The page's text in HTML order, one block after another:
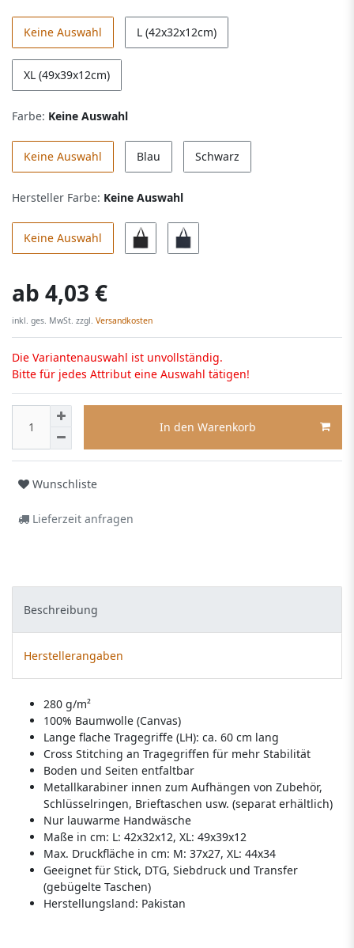
Keine Auswahl L (42x32x12cm)
XL (49x39x12cm)
Farbe: Keine Auswahl
Keine Auswahl Blau Schwarz
Hersteller Farbe: Keine Auswahl
Keine Auswahl
ab 4,03 €
inkl. ges. MwSt. zzgl. Versandkosten
Die Variantenauswahl ist unvollständig.
Bitte für jedes Attribut eine Auswahl tätigen!
In den Warenkorb
Wunschliste
Lieferzeit anfragen
Beschreibung
Herstellerangaben
280 g/m²
100% Baumwolle (Canvas)
Lange flache Tragegriffe (LH): ca. 60 cm lang
Cross Stitching an Tragegriffen für mehr Stabilität
Boden und Seiten entfaltbar
Metallkarabiner innen zum Aufhängen von Zubehör,
Schlüsselringen, Brieftaschen usw. (separat erhältlich)
Nur lauwarme Handwäsche
Maße in cm: L: 42x32x12, XL: 49x39x12
Max. Druckfläche in cm: M: 37x27, XL: 44x34
Geeignet für Stick, DTG, Siebdruck und Transfer
(gebügelte Taschen)
Herstellungsland: Pakistan